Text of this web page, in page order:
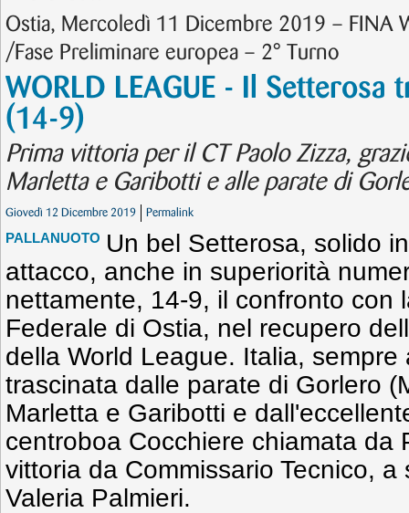
Ostia, Mercoledì 11 Dicembre 2019 – FINA
/Fase Preliminare europea – 2° Turno
WORLD LEAGUE - Il Setterosa
(14-9)
Prima vittoria per il CT Paolo Zizza,
Marletta e Garibotti e alle parate di
Giovedì 12 Dicembre 2019 Permalink
PALLANUOTO Un bel Setterosa, solido
attacco, anche in superiorità
nettamente, 14-9, il confronto con
Federale di Ostia, nel recupero
della World League. Italia,
trascinata dalle parate di Gorlero
Marletta e Garibotti e
centroboa Cocchiere chiamata da
vittoria da Commissario Tecnico,
Valeria Palmieri.